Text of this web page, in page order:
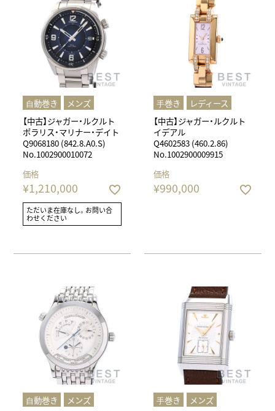
⾃動巻き
メンズ
【中古】ジャガー・ルクルト
ポラリス・マリナー・デイト
Q9068180 (842.8.A0.S)
No.1002900010072
価格
¥1,210,000
ただいま在庫なし。お問い合
わせください
⼿巻き
レディース
【中古】ジャガー・ルクルト
イデアル
Q4602583 (460.2.86)
No.1002900009915
価格
¥990,000
⾃動巻き
メンズ
⼿巻き
メンズ